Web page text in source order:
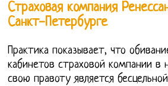
Страховая компания
Санкт-Петербурге
Практика показывает, что
кабинетов страховой компании в
свою правоту является